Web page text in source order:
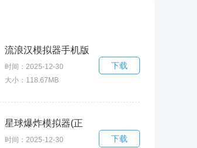
流浪汉模拟器手机版
下载(Tramp
Simulator Homeless
时间：2025-12-30
大小：118.67MB
下载
星球爆炸模拟器(正
版)
时间：2025-12-30
下载